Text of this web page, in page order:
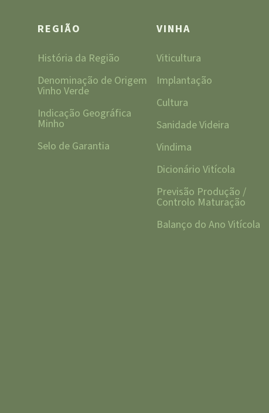
REGIÃO
História da Região
Denominação de Origem
Vinho Verde
Indicação Geográfica
Minho
Selo de Garantia
VINHA
Viticultura
Implantação
Cultura
Sanidade Videira
Vindima
Dicionário Vitícola
Previsão Produção /
Controlo Maturação
Balanço do Ano Vitícola